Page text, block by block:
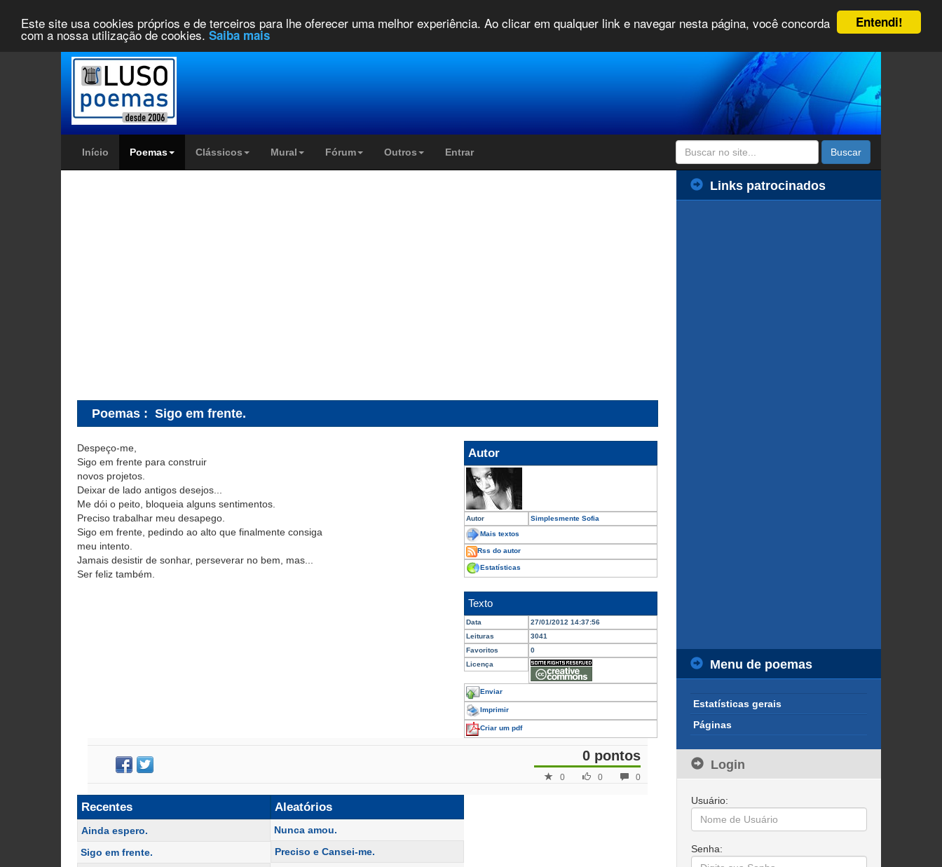
Entendi!
Este site usa cookies próprios e de terceiros para lhe oferecer uma melhor experiência. Ao clicar em qualquer link e navegar nesta página, você concorda
com a nossa utilização de cookies. Saiba mais
Início Poemas Clássicos Mural Fórum Outros Entrar Buscar
Poemas : Sigo em frente.
Despeço-me,
Sigo em frente para construir
novos projetos.
Deixar de lado antigos desejos...
Me dói o peito, bloqueia alguns sentimentos.
Preciso trabalhar meu desapego.
Sigo em frente, pedindo ao alto que finalmente consiga
meu intento.
Jamais desistir de sonhar, perseverar no bem, mas...
Ser feliz também.
Autor
Autor Simplesmente Sofia
Mais textos
Rss do autor
Estatísticas
Texto
Data
27/01/2012 14:37:56
Leituras
3041
Favoritos
0
Licença
Enviar
Imprimir
Criar um pdf
0 pontos
0
0
0
Recentes
Ainda espero.
Sigo em frente.
Aleatórios
Nunca amou.
Preciso e Cansei-me.
Links patrocinados
Menu de poemas
Estatísticas gerais
Páginas
Login
Usuário:
Senha: